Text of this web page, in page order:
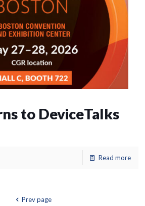
to DeviceTalks
Read more
Prev page